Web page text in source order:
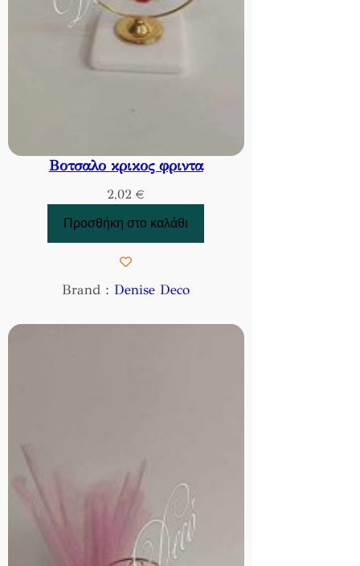
Βοτσαλο κρικος φριντα
2,02 €
Προσθήκη στο καλάθι
Brand :Denise Deco